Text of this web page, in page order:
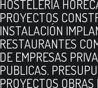
HOSTELERÍA
PROYECTOS
INSTALACIÓN
RESTAURANTES
DE EMPRESAS
PUBLICAS.
PROYECTOS OBRAS